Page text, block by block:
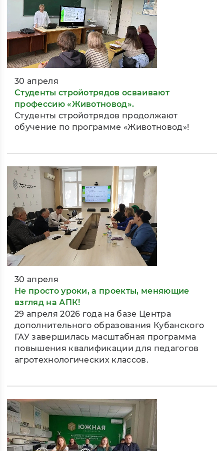
30 апреля
Студенты стройотрядов осваивают
профессию «Животновод».
Студенты стройотрядов продолжают
обучение по программе «Животновод»!
30 апреля
Не просто уроки, а проекты, меняющие
взгляд на АПК!
29 апреля 2026 года на базе Центра
дополнительного образования Кубанского
ГАУ завершилась масштабная программа
повышения квалификации для педагогов
агротехнологических классов.